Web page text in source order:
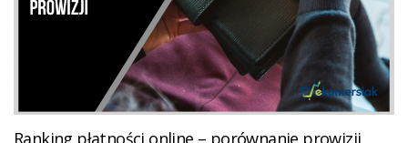
Ranking płatności online – porównanie prowizji